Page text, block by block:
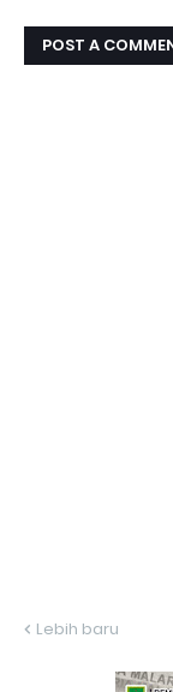
POST A
Lebih baru